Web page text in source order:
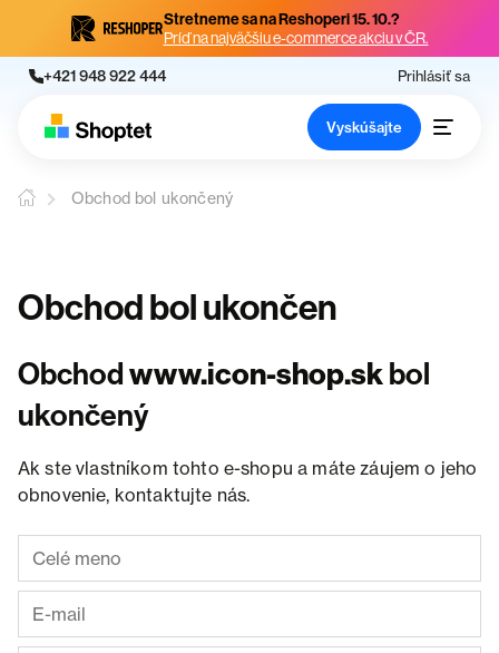
Stretneme sa na Reshoperi 15. 10.?
Príď na najväčšiu e-commerce akciu v ČR.
+421 948 922 444 Prihlásiť sa
Vyskúšajte
Obchod bol ukončený
Obchod bol ukončen
Obchodwww.icon-shop.skbol
ukončený
Ak ste vlastníkom tohto e-shopu a máte záujem o jeho
obnovenie, kontaktujte nás.